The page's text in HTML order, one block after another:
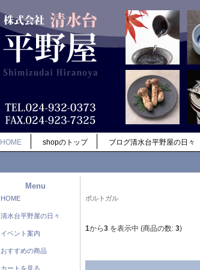
HOME shopのトップ ブログ清水台平野屋の日々
Menu
HOME
清水台平野屋の日々
イベント案内
おすすめの商品
カートを見る
ポルトガル
1から3 を表示中 (商品の数: 3)